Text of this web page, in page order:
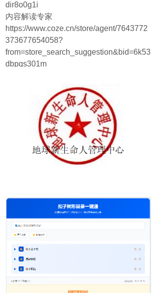
dir8o0g1i
内容解读专家
https://www.coze.cn/store/agent/7643772
373677654058?
from=store_search_suggestion&bid=6k53
dbpqs301m
https://www.coze.cn/store/agent/7643773
887632949254?
from=store_search_suggestion&bid=6k53
dmhhc2g1i
课程指导专家
https://www.coze.cn/store/agent/7643774
697758310454?
https://www.coze.cn/store/agent/7643776
506786775076?
from=store_search_suggestion&bid=6k53
思想答疑专家
https://www.coze.cn/store/agent/7643777
302660153407?
from=store_search_suggestion&bid=6k53